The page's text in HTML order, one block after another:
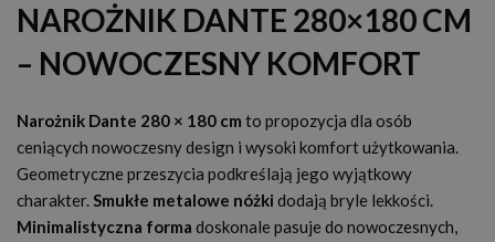
NAROŻNIK DANTE 280×180 CM
– NOWOCZESNY KOMFORT
Narożnik Dante 280 × 180 cm to propozycja dla osób
ceniących nowoczesny design i wysoki komfort użytkowania.
Geometryczne przeszycia podkreślają jego wyjątkowy
charakter.Smukłe metalowe nóżki dodają bryle lekkości.
Minimalistyczna forma doskonale pasuje do nowoczesnych,